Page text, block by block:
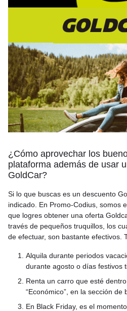
¿Cómo aprovechar los
plataforma además de usar
GoldCar?
Si lo que buscas es un descuento
indicado. En Promo-Codius, somos
que logres obtener una oferta
través de pequeños truquillos, los
de efectuar, son bastante efectivos.
Alquila durante periodos
durante agosto o días festivos
Renta un carro que esté
“Económico”, en la sección de
En Black Friday, es el